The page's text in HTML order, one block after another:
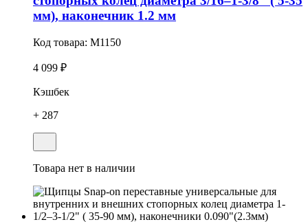
мм), наконечник 1.2 мм
Код товара: M1150
4 099 ₽
Кэшбек
+ 287
Товара нет в наличии